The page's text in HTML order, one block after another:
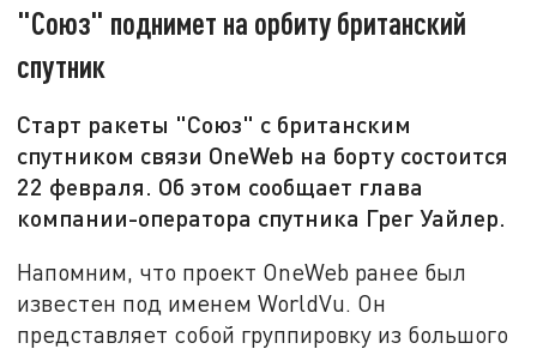
"Союз" поднимет на орбиту британский
спутник
Старт ракеты "Союз" с британским
спутником связи OneWeb на борту состоится
22 февраля. Об этом сообщает глава
компании-оператора спутника Грег Уайлер.
Напомним, что проект OneWeb ранее был
известен под именем WorldVu. Он
представляет собой группировку из большого